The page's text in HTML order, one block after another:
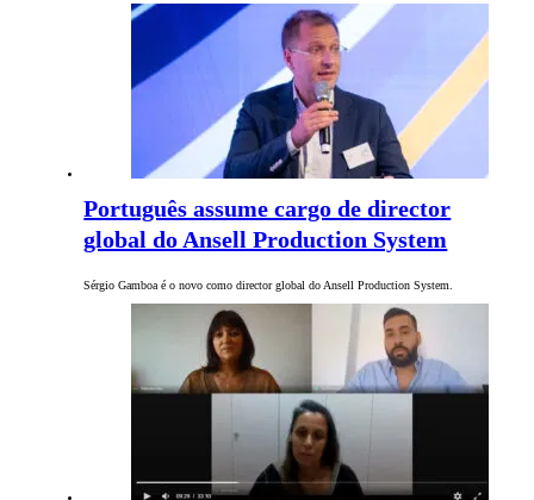
Português assume cargo de director
global do Ansell Production System
Sérgio Gamboa é o novo como director global do Ansell Production System.